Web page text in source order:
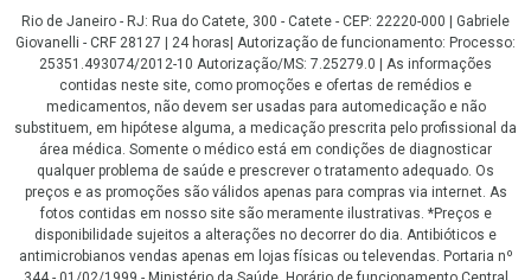
Rio de Janeiro - RJ: Rua do Catete, 300 - Catete - CEP: 22220-000 | Gabriele
Giovanelli - CRF 28127 | 24 horas| Autorização de funcionamento: Processo:
25351.493074/2012-10 Autorização/MS: 7.25279.0 | As informações
contidas neste site, como promoções e ofertas de remédios e
medicamentos, não devem ser usadas para automedicação e não
substituem, em hipótese alguma, a medicação prescrita pelo profissional da
área médica. Somente o médico está em condições de diagnosticar
qualquer problema de saúde e prescrever o tratamento adequado. Os
preços e as promoções são válidos apenas para compras via internet. As
fotos contidas em nosso site são meramente ilustrativas. *Preços e
disponibilidade sujeitos a alterações no decorrer do dia. Antibióticos e
antimicrobianos vendas apenas em lojas físicas ou televendas. Portaria nº